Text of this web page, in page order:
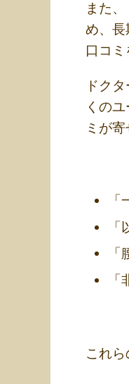
また
め、
口コ
ドク
くの
ミが寄
これ